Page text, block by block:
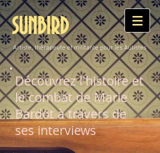
SUNBIRD
Artiste, thérapeute et militante pour les Autistes
Découvrez l'histoire et
le combat de Marie
Bardot à travers de
ses interviews